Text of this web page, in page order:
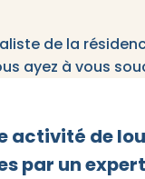
de la
ayez à vous
activité de
par un expert